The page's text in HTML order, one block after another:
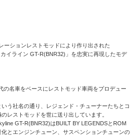
ーションレストモッドにより作り出された
カイライン GT-R(BNR32)」を忠実に再現したモデ
の名車をベースにレストモッド車両をプロデュー
う社名の通り、レジェンド・チューナーたちとコ
レストモッドを世に送り出しています。
GT-R(BNR32)はBUILT BY LEGENDSとROM
とエンジンチューン、サスペンションチューンの